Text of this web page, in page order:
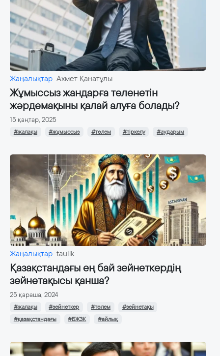
Жаңалықтар Ахмет Қанатұлы
Жұмыссыз жандарға төленетін
жәрдемақыны қалай алуға болады?
15 қаңтар, 2025
#жалақы #жұмыссыз #төлем #тіркелу #аударым
Жаңалықтар taulik
Қазақстандағы ең бай зейнеткердің
зейнетақысы қанша?
25 қараша, 2024
#жалақы #зейнеткер #төлем
#зейнетақы
#қазақстандағы
#БЖЗК #айлық